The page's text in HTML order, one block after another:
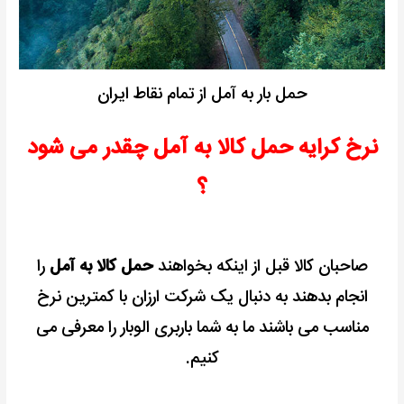
حمل بار به آمل از تمام نقاط ایران
نرخ کرایه حمل کالا به آمل چقدر می شود
؟
صاحبان کالا قبل از اینکه بخواهندحمل کالا به آمل را
انجام بدهند به دنبال یک شرکت ارزان با کمترین نرخ
مناسب می باشند ما به شما باربری الوبار را معرفی می
کنیم.